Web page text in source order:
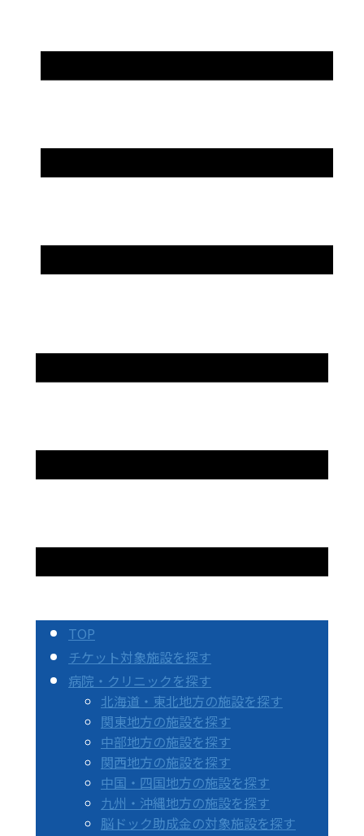
TOP
チケット対象施設を探す
病院・クリニックを探す
北海道・東北地方の施設を探す
関東地方の施設を探す
中部地方の施設を探す
関西地方の施設を探す
中国・四国地方の施設を探す
九州・沖縄地方の施設を探す
脳ドック助成金の対象施設を探す